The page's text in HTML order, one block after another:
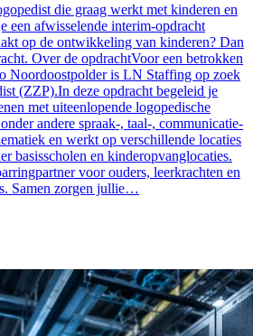
die graag werkt met kinderen en
een afwisselende interim-opdracht
op de ontwikkeling van kinderen? Dan
Over de opdrachtVoor een betrokken
Noordoostpolder is LN Staffing op zoek
(ZZP).In deze opdracht begeleid je
met uiteenlopende logopedische
andere spraak-, taal-, communicatie-
en werkt op verschillende locaties
basisscholen en kinderopvanglocaties.
voor ouders, leerkrachten en
Samen zorgen jullie…